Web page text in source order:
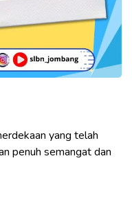
yang telah
penuh semangat dan